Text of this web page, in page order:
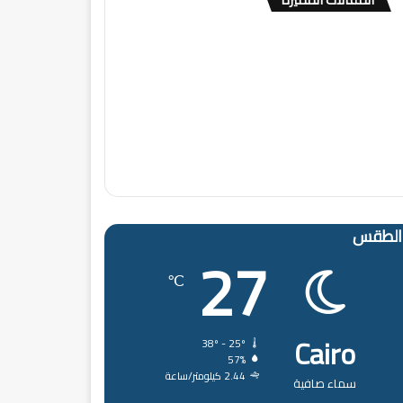
الطقس
Cairo
سماء صافية
27
℃
57%
2.44 كيلومتر/ساعة